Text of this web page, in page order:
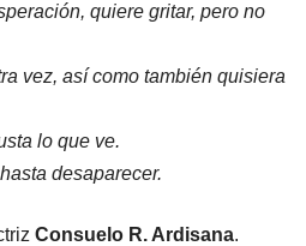
quiere gritar, pero no
vez, así como también quisiera
lo que ve.
desaparecer.
Consuelo R. Ardisana.